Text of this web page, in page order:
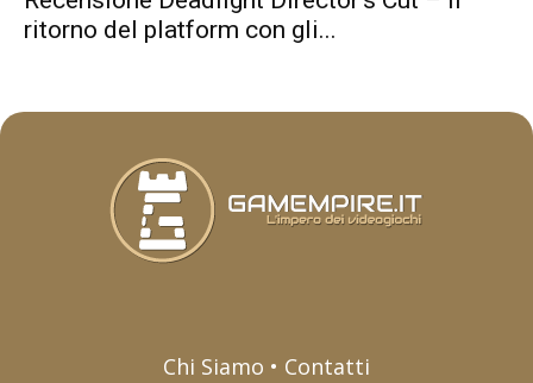
ritorno del platform con gli...
Chi Siamo • Contatti